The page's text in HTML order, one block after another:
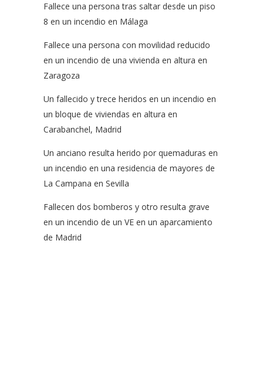
Fallece una persona tras saltar desde un piso
8 en un incendio en Málaga
Fallece una persona con movilidad reducido
en un incendio de una vivienda en altura en
Zaragoza
Un fallecido y trece heridos en un incendio en
un bloque de viviendas en altura en
Carabanchel, Madrid
Un anciano resulta herido por quemaduras en
un incendio en una residencia de mayores de
La Campana en Sevilla
Fallecen dos bomberos y otro resulta grave
en un incendio de un VE en un aparcamiento
de Madrid